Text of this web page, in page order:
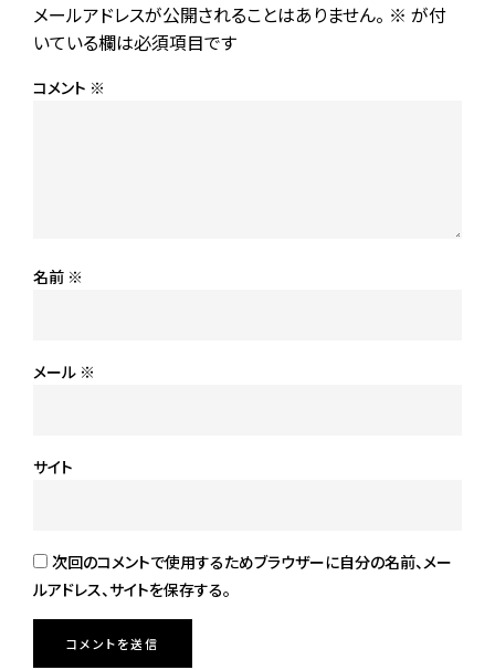
メールアドレスが公開されることはありません。 ※ が付
いている欄は必須項目です
コメント ※
名前 ※
メール ※
サイト
次回のコメントで使用するためブラウザーに自分の名前、メー
ルアドレス、サイトを保存する。